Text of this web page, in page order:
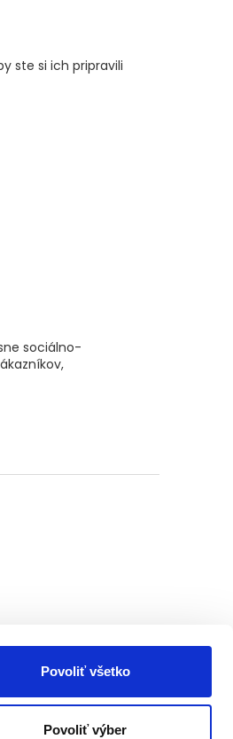
Povoliť všetko
Povoliť výber
ste si ich pripravili
sociálno-